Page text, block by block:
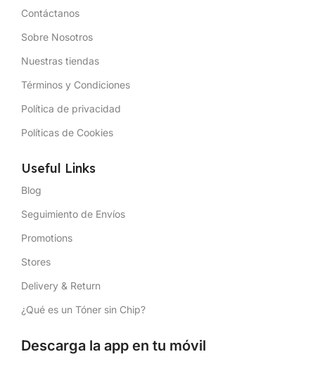
Contáctanos
Sobre Nosotros
Nuestras tiendas
Términos y Condiciones
Política de privacidad
Políticas de Cookies
Useful Links
Blog
Seguimiento de Envíos
Promotions
Stores
Delivery & Return
¿Qué es un Tóner sin Chip?
Descarga la app en tu móvil